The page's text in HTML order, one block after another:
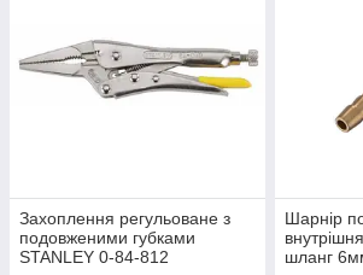
Захоплення регульоване з
подовженими губками
STANLEY 0-84-812
Шарнір
шланг